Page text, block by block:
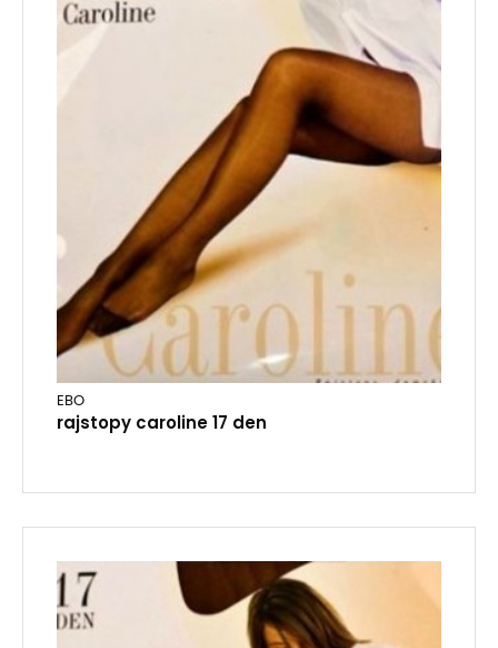
EBO
rajstopy caroline 17 den